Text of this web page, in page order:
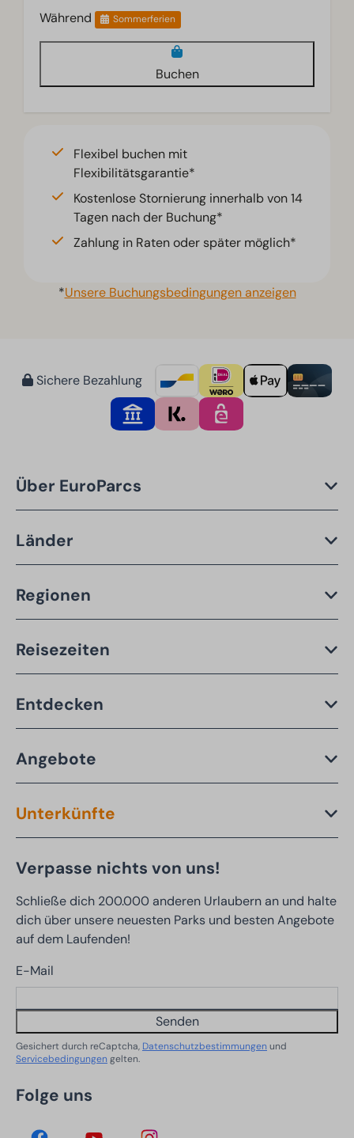
Während
Sommerferien
Buchen
Flexibel buchen mit
Flexibilitätsgarantie*
Kostenlose Stornierung innerhalb von 14
Tagen nach der Buchung*
Zahlung in Raten oder später möglich*
*Unsere Buchungsbedingungen anzeigen
Sichere Bezahlung
Über EuroParcs
Länder
Regionen
Reisezeiten
Entdecken
Angebote
Unterkünfte
Verpasse nichts von uns!
Schließe dich 200.000 anderen Urlaubern an und halte
dich über unsere neuesten Parks und besten Angebote
auf dem Laufenden!
E-Mail
Senden
Gesichert durch reCaptcha, Datenschutzbestimmungen und
Servicebedingungen gelten.
Folge uns